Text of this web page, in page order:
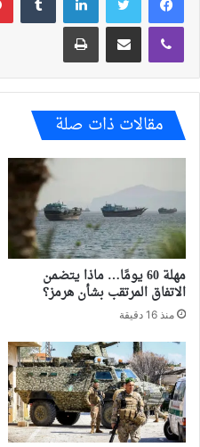
ڤايبر مشاركة عبر البريد طباعة
مقالات ذات صلة
مهلة 60 يومًا… ماذا يتضمن
الاتفاق المرتقب بشأن هرمز؟
منذ 16 دقيقة